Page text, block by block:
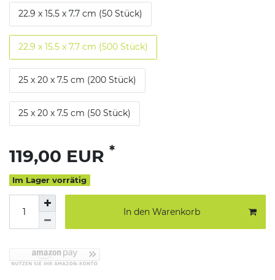
22.9 x 15.5 x 7.7 cm (50 Stück)
22.9 x 15.5 x 7.7 cm (500 Stück)
25 x 20 x 7.5 cm (200 Stück)
25 x 20 x 7.5 cm (50 Stück)
119,00 EUR *
Im Lager vorrätig
In den Warenkorb